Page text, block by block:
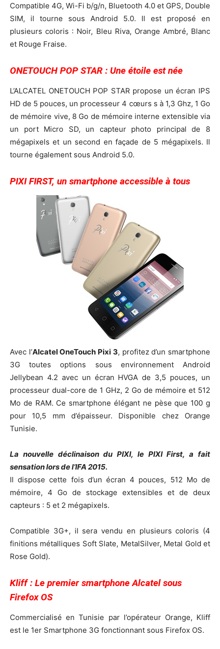
Compatible 4G, Wi-Fi b/g/n, Bluetooth 4.0 et GPS, Double
SIM, il tourne sous Android 5.0. Il est proposé en
plusieurs coloris : Noir, Bleu Riva, Orange Ambré, Blanc
et Rouge Fraise.
ONETOUCH POP STAR : Une étoile est née
L’ALCATEL ONETOUCH POP STAR propose un écran IPS
HD de 5 pouces, un processeur 4 cœurs s à 1,3 Ghz, 1 Go
de mémoire vive, 8 Go de mémoire interne extensible via
un port Micro SD, un capteur photo principal de 8
mégapixels et un second en façade de 5 mégapixels. Il
tourne également sous Android 5.0.
PIXI FIRST, un smartphone accessible à tous
Avec l’Alcatel OneTouch Pixi 3, profitez d’un smartphone
3G toutes options sous environnement Android
Jellybean 4.2 avec un écran HVGA de 3,5 pouces, un
processeur dual-core de 1 GHz, 2 Go de mémoire et 512
Mo de RAM. Ce smartphone élégant ne pèse que 100 g
pour 10,5 mm d’épaisseur. Disponible chez Orange
Tunisie.
La nouvelle déclinaison du PIXI, le PIXI First, a fait
sensation lors de l’IFA 2015.
Il dispose cette fois d’un écran 4 pouces, 512 Mo de
mémoire, 4 Go de stockage extensibles et de deux
capteurs : 5 et 2 mégapixels.
Compatible 3G+, il sera vendu en plusieurs coloris (4
finitions métalliques Soft Slate, MetalSilver, Metal Gold et
Rose Gold).
Kliff : Le premier smartphone Alcatel sous
Firefox OS
Commercialisé en Tunisie par l’opérateur Orange, Kliff
est le 1er Smartphone 3G fonctionnant sous Firefox OS.